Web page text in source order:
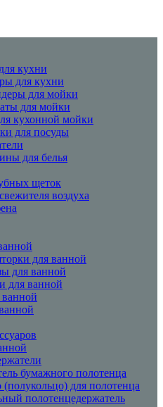
кухни
для кухни
для мойки
для мойки
кухонной мойки
для посуды
для белья
щеток
воздуха
для ванной
для ванной
для ванной
бумажного полотенца
(полукольцо) для полотенца
полотенцедержатель